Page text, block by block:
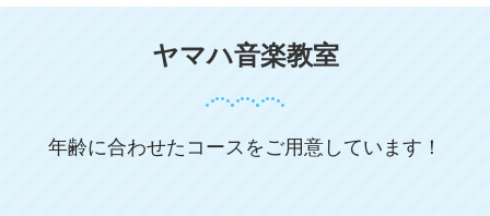
ヤマハ音楽教室
年齢に合わせたコースをご用意しています！